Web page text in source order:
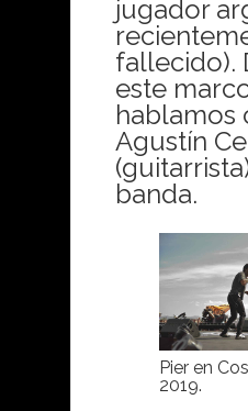
jugador
fallecido).
este
hablamos
Agustín
banda.
Pier en
2019.